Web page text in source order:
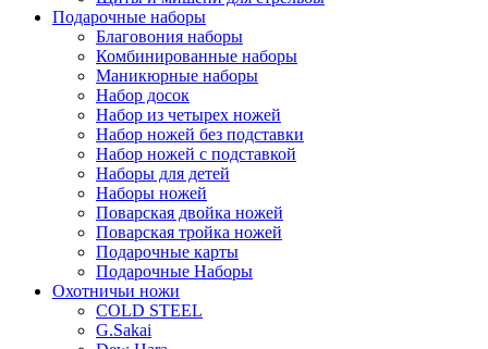
Подарочные наборы
Благовония наборы
Комбинированные наборы
Маникюрные наборы
Набор досок
Набор из четырех ножей
Набор ножей без подставки
Набор ножей с подставкой
Наборы для детей
Наборы ножей
Поварская двойка ножей
Поварская тройка ножей
Подарочные карты
Подарочные Наборы
Охотничьи ножи
COLD STEEL
G.Sakai